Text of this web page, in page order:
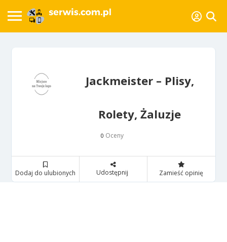
Jackmeister – Plisy,
Rolety, Żaluzje
0 Oceny
Dodaj do ulubionych Udostępnij Zamieść opinię